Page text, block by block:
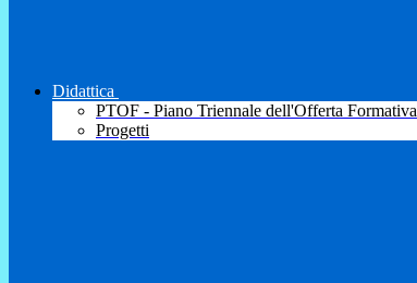
Didattica
PTOF - Piano Triennale dell'Offerta Formativa
Progetti